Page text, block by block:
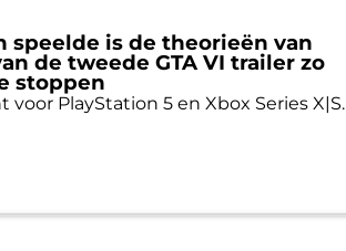
speelde is de theorieën van
de tweede GTA VI trailer zo
stoppen
voor PlayStation 5 en Xbox Series X|S.